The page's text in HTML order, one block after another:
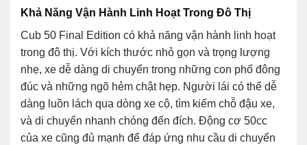
Khả Năng Vận Hành Linh Hoạt Trong Đô Thị
Cub 50 Final Edition có khả năng vận hành linh hoạt
trong đô thị. Với kích thước nhỏ gọn và trọng lượng
nhẹ, xe dễ dàng di chuyển trong những con phố đông
đúc và những ngõ hẻm chật hẹp. Người lái có thể dễ
dàng luồn lách qua dòng xe cộ, tìm kiếm chỗ đậu xe,
và di chuyển nhanh chóng đến đích. Động cơ 50cc
của xe cũng đủ mạnh để đáp ứng nhu cầu di chuyển